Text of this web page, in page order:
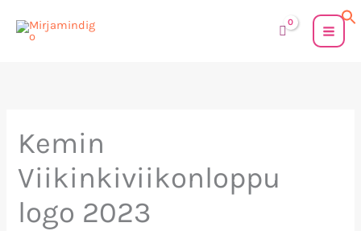
sisältöön
Kemin
Viikinkiviikonloppu
logo 2023